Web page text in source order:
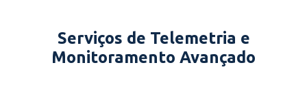
Serviços de Telemetria e
Monitoramento Avançado